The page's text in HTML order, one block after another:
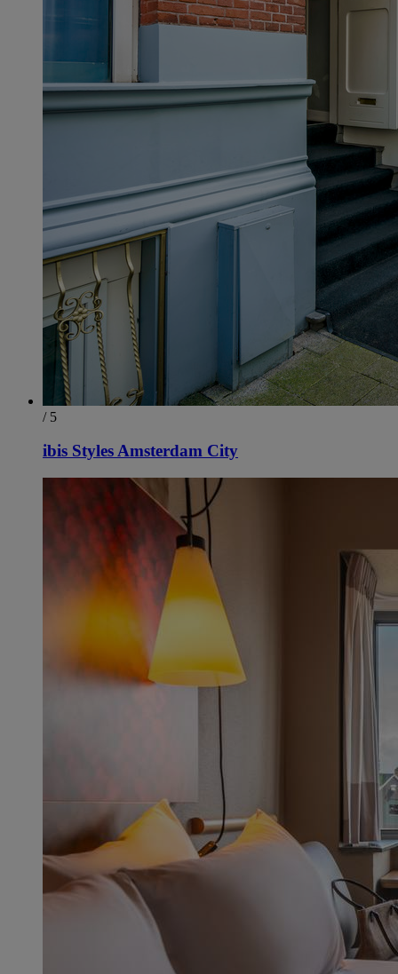
/ 5
ibis Styles Amsterdam City